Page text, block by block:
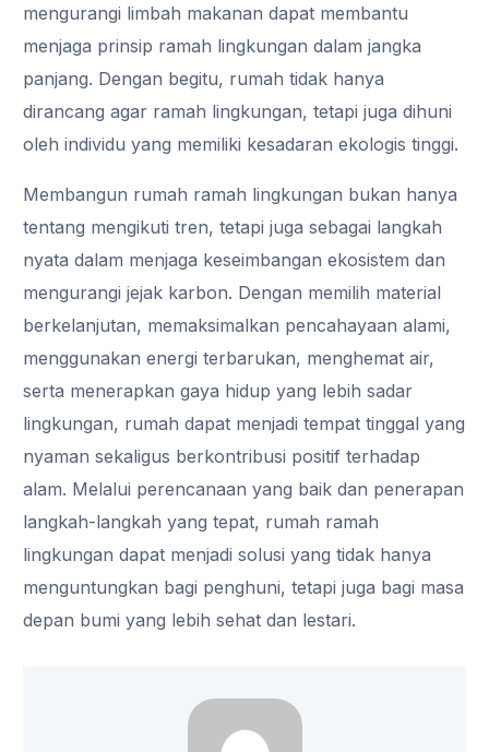
mengurangi limbah makanan dapat membantu
menjaga prinsip ramah lingkungan dalam jangka
panjang. Dengan begitu, rumah tidak hanya
dirancang agar ramah lingkungan, tetapi juga dihuni
oleh individu yang memiliki kesadaran ekologis tinggi.
Membangun rumah ramah lingkungan bukan hanya
tentang mengikuti tren, tetapi juga sebagai langkah
nyata dalam menjaga keseimbangan ekosistem dan
mengurangi jejak karbon. Dengan memilih material
berkelanjutan, memaksimalkan pencahayaan alami,
menggunakan energi terbarukan, menghemat air,
serta menerapkan gaya hidup yang lebih sadar
lingkungan, rumah dapat menjadi tempat tinggal yang
nyaman sekaligus berkontribusi positif terhadap
alam. Melalui perencanaan yang baik dan penerapan
langkah-langkah yang tepat, rumah ramah
lingkungan dapat menjadi solusi yang tidak hanya
menguntungkan bagi penghuni, tetapi juga bagi masa
depan bumi yang lebih sehat dan lestari.